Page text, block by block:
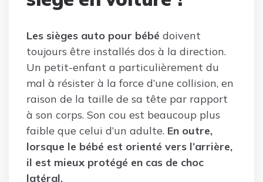
Les sièges auto pour bébé doivent
toujours être installés dos à la direction.
Un petit-enfant a particulièrement du
mal à résister à la force d’une collision, en
raison de la taille de sa tête par rapport
à son corps. Son cou est beaucoup plus
faible que celui d’un adulte. En outre,
lorsque le bébé est orienté vers l’arrière,
il est mieux protégé en cas de choc
latéral.